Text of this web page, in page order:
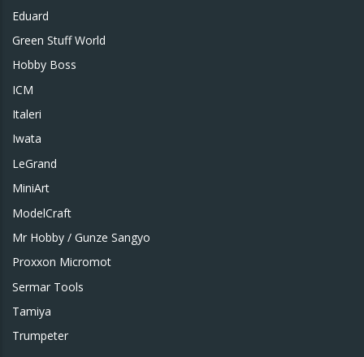
Eduard
Green Stuff World
Hobby Boss
ICM
Italeri
Iwata
LeGrand
MiniArt
ModelCraft
Mr Hobby / Gunze Sangyo
Proxxon Micromot
Sermar Tools
Tamiya
Trumpeter